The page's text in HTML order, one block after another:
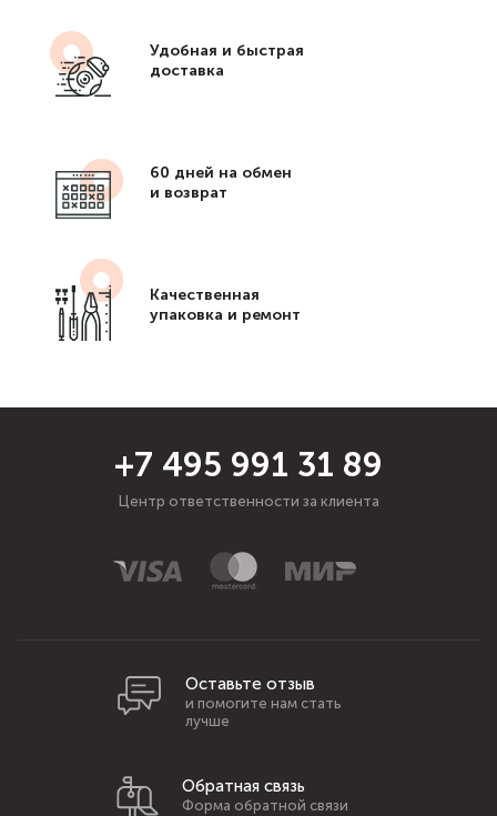
Удобная и быстрая
доставка
60 дней на обмен
и возврат
Качественная
упаковка и ремонт
+7 495 991 31 89
Центр ответственности за клиента
Оставьте отзыв
и помогите нам стать
лучше
Обратная связь
Форма обратной связи